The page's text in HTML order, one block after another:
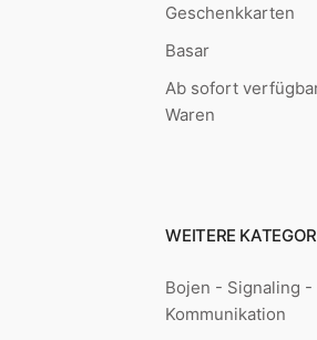
Geschenkkarten
Basar
Ab sofort
Waren
WEITERE
Bojen - Signaling -
Kommunikation